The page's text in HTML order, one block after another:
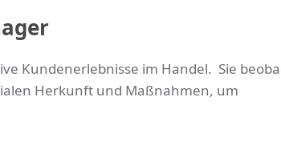
Kundenerlebnisse im Handel. Sie
Herkunft und Maßnahmen, um